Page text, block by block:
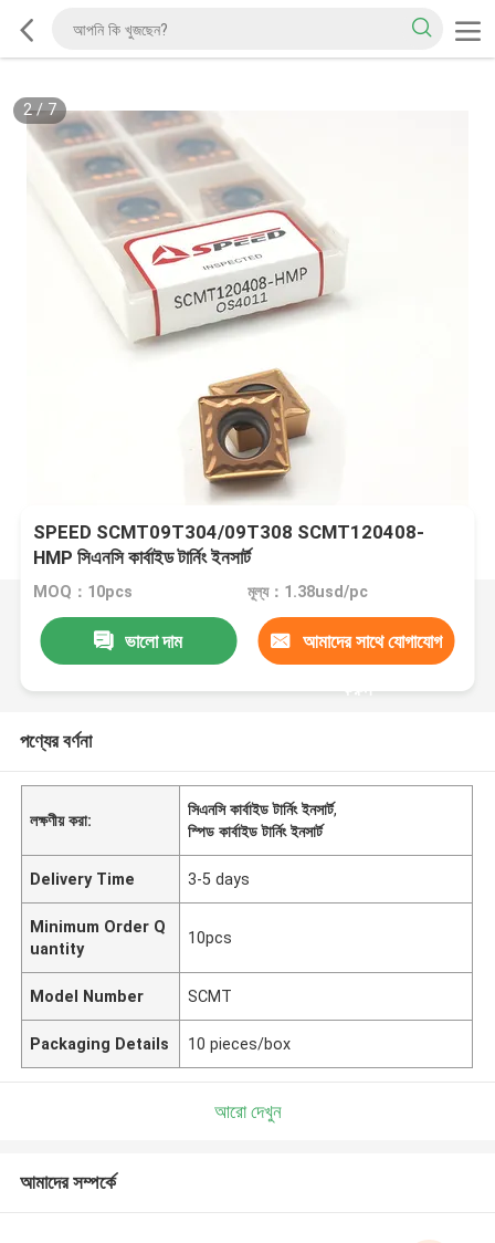
2/7
SPEED SCMT09T304/09T308 SCMT120408-
HMP সিএনসি কার্বাইড টার্নিং ইনসার্ট
MOQ：10pcs মূল্য：1.38usd/pc
ভালো দাম আমাদের সাথে যোগাযোগ
করুন
পণ্যের বর্ণনা
লক্ষণীয় করা:
সিএনসি কার্বাইড টার্নিং ইনসার্ট,
স্পিড কার্বাইড টার্নিং ইনসার্ট
Delivery Time 3-5 days
Minimum Order Q
uantity
10pcs
Model Number SCMT
Packaging Details 10 pieces/box
আরো দেখুন
আমাদের সম্পর্কে